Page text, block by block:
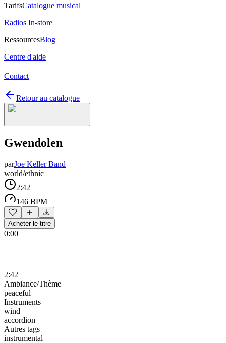
TarifsCatalogue musical
Radios In-store
RessourcesBlog
Centre d'aide
Contact
Retour au catalogue
Gwendolen
parJoe Keller Band
world/ethnic
2:42
146 BPM
Acheter le titre
0:00
2:42
Ambiance/Thème
peaceful
Instruments
wind
accordion
Autres tags
instrumental